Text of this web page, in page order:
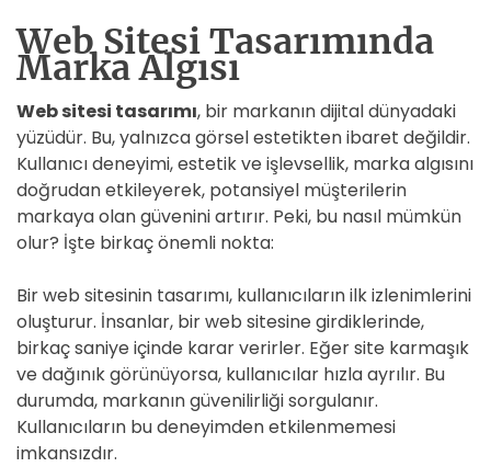
Web Sitesi Tasarımında
Marka Algısı
Web sitesi tasarımı, bir markanın dijital dünyadaki
yüzüdür. Bu, yalnızca görsel estetikten ibaret değildir.
Kullanıcı deneyimi, estetik ve işlevsellik, marka algısını
doğrudan etkileyerek, potansiyel müşterilerin
markaya olan güvenini artırır. Peki, bu nasıl mümkün
olur? İşte birkaç önemli nokta:
Bir web sitesinin tasarımı, kullanıcıların ilk izlenimlerini
oluşturur. İnsanlar, bir web sitesine girdiklerinde,
birkaç saniye içinde karar verirler. Eğer site karmaşık
ve dağınık görünüyorsa, kullanıcılar hızla ayrılır. Bu
durumda, markanın güvenilirliği sorgulanır.
Kullanıcıların bu deneyimden etkilenmemesi
imkansızdır.